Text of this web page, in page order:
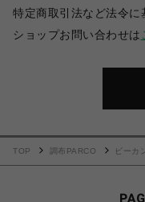
特定商取引法など法令に
ショップお問い合わせは
TOP 調布PARCO ビーカ